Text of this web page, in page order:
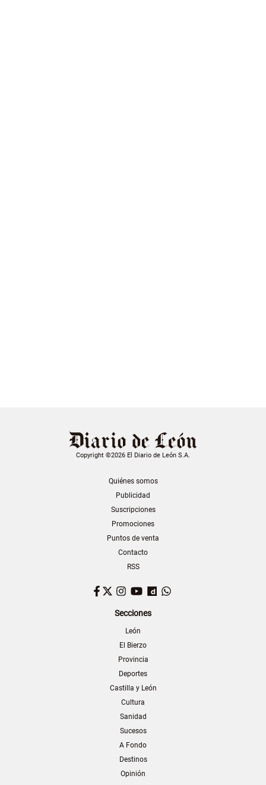
Copyright ©2026 El Diario de León S.A.
Quiénes somos
Publicidad
Suscripciones
Promociones
Puntos de venta
Contacto
RSS
Facebook
TwitterInstagram
YouTubeDailymotion
Secciones
León
El Bierzo
Provincia
Deportes
Castilla y León
Cultura
Sanidad
Sucesos
A Fondo
Destinos
Opinión